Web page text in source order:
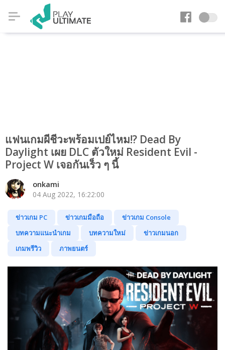
แฟนเกมผีชีวะพร้อมเปย์ไหม!? Dead By
Daylight เผย DLC ตัวใหม่ Resident Evil -
Project W เจอกันเร็ว ๆ นี้
onkami
04 Aug 2022, 16:22:00
ข่าวเกม PC ข่าวเกมมือถือ
ข่าวเกม Console
บทความแนะนำเกม
บทความใหม่
ข่าวเกมนอก
เกมพรีวิว
ภาพยนตร์